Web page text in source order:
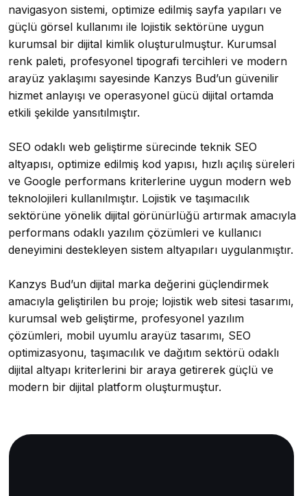
navigasyon sistemi, optimize edilmiş sayfa yapıları ve
güçlü görsel kullanımı ile lojistik sektörüne uygun
kurumsal bir dijital kimlik oluşturulmuştur. Kurumsal
renk paleti, profesyonel tipografi tercihleri ve modern
arayüz yaklaşımı sayesinde Kanzys Bud’un güvenilir
hizmet anlayışı ve operasyonel gücü dijital ortamda
etkili şekilde yansıtılmıştır.
SEO odaklı web geliştirme sürecinde teknik SEO
altyapısı, optimize edilmiş kod yapısı, hızlı açılış süreleri
ve Google performans kriterlerine uygun modern web
teknolojileri kullanılmıştır. Lojistik ve taşımacılık
sektörüne yönelik dijital görünürlüğü artırmak amacıyla
performans odaklı yazılım çözümleri ve kullanıcı
deneyimini destekleyen sistem altyapıları uygulanmıştır.
Kanzys Bud’un dijital marka değerini güçlendirmek
amacıyla geliştirilen bu proje; lojistik web sitesi tasarımı,
kurumsal web geliştirme, profesyonel yazılım
çözümleri, mobil uyumlu arayüz tasarımı, SEO
optimizasyonu, taşımacılık ve dağıtım sektörü odaklı
dijital altyapı kriterlerini bir araya getirerek güçlü ve
modern bir dijital platform oluşturmuştur.